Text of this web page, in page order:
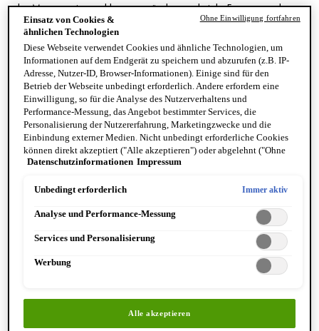
der Menstruationszyklus zu verändern und viele Frauen werden
mit körperlichen und psychischen Herausforderungen konfrontiert.
Grund hierfür ist ein Hormon-Chaos, mit dem der Körper fertig
werden muss. Erste Anzeichen für den Beginn der Wechseljahre
kann eine schwächere, unregelmäßige Blutung oder das
komplette Ausbleiben der Periode sein. Was Sie zum Thema
Periode in den Wechseljahren wissen sollten und wie Sie mit
passender Hautpflege gut durch diese veränderungsreiche Zeit
kommen, erfahren Sie im Folgenden.
WECHSELJAHRE – WAS PASSIERT
IN MEINEM KÖRPER?
Die Wechseljahre sind ein starker Einschnitt im Leben jeder Frau.
Die fruchtbare Zeit ist vorbei, die Eizellreserven neigen sich dem
nehmen ab. Die Eierstöcke stellen nach und nach ihre
Gestagenproduktion ein, die die Gebärmutterschleimhaut auf die
Einsatz von Cookies &
ähnlichen Technologien
Diese Webseite verwendet Cookies und ähnliche Technologien, um
Informationen auf dem Endgerät zu speichern und abzurufen (z.B. IP-
Adresse, Nutzer-ID, Browser-Informationen). Einige sind für den
Betrieb der Webseite unbedingt erforderlich. Andere erfordern eine
Einwilligung, so für die Analyse des Nutzerverhaltens und
Performance-Messung, das Angebot bestimmter Services, die
Personalisierung der Nutzererfahrung, Marketingzwecke und die
Einbindung externer Medien. Nicht unbedingt erforderliche Cookies
können direkt akzeptiert ("Alle akzeptieren") oder abgelehnt ("Ohne
Einwilligung fortfahren") werden. Individuelle Anpassungen der
speichern"). Die Auswahl kann jederzeit unter dem Link "Cookie-
Datenschutzinformationen.
Datenschutzinformationen Impressum
Unbedingt erforderlich Immer aktiv
Analyse und Performance-Messung
Services und Personalisierung
Werbung
Alle akzeptieren
Ohne Einwilligung fortfahren